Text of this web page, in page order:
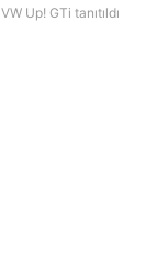
VW Up! GTi tanıtıldı